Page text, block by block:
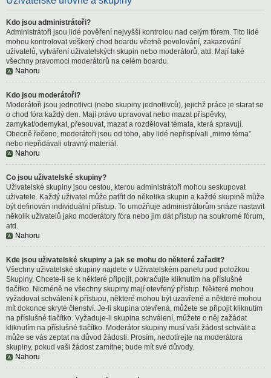
Kdo jsou administrátoři?
Administrátoři jsou lidé pověření nejvyšší kontrolou nad celým fórem. Tito lidé
mohou kontrolovat veškerý chod boardu včetně povolování, zakazování
uživatelů, vytváření uživatelských skupin nebo moderátorů, atd. Mají také
všechny pravomoci moderátorů na celém boardu.
Nahoru
Kdo jsou moderátoři?
Moderátoři jsou jednotlivci (nebo skupiny jednotlivců), jejichž práce je starat se
o chod fóra každý den. Mají právo upravovat nebo mazat příspěvky,
zamykat/odemykat, přesouvat, mazat a rozdělovat témata, která spravují.
Obecně řečeno, moderátoři jsou od toho, aby lidé nepřispívali „mimo téma”
nebo nepřidávali otravný materiál.
Nahoru
Co jsou uživatelské skupiny?
Uživatelské skupiny jsou cestou, kterou administrátoři mohou seskupovat
uživatele. Každý uživatel může patřit do několika skupin a každé skupině může
být definován individuální přístup. To umožňuje administrátorům snáze nastavit
několik uživatelů jako moderátory fóra nebo jim dát přístup na soukromé fórum,
atd.
Nahoru
Kde jsou uživatelské skupiny a jak se mohu do některé zařadit?
Všechny uživatelské skupiny najdete v Uživatelském panelu pod položkou
Skupiny. Chcete-li se k některé připojit, pokračujte kliknutím na příslušné
tlačítko. Nicméně ne všechny skupiny mají otevřený přístup. Některé mohou
vyžadovat schválení k přístupu, některé mohou být uzavřené a některé mohou
mít dokonce skryté členství. Je-li skupina otevřená, můžete se připojit kliknutím
na příslušné tlačítko. Vyžaduje-li skupina schválení, můžete o něj zažádat
kliknutím na příslušné tlačítko. Moderátor skupiny musí vaši žádost schválit a
může se vás zeptat na důvod žádosti. Prosím, nedotírejte na moderátora
skupiny, pokud vaši žádost zamítne; bude mít své důvody.
Nahoru